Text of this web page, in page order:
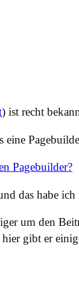
) ist recht
Pagebuilder?
das habe
um den
gibt er